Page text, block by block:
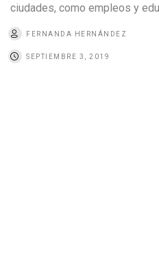
ciudades, como empleos y
FERNANDA HERNÁNDEZ
SEPTIEMBRE 3, 2019